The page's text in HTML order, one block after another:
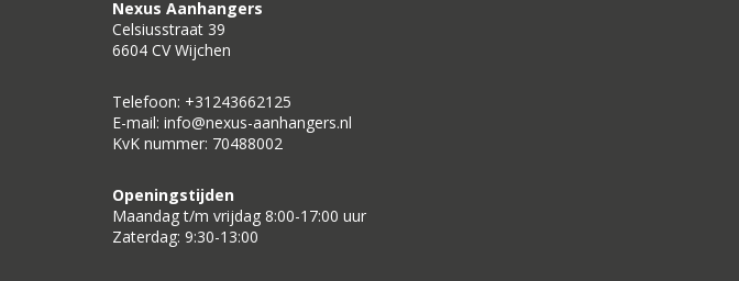
Nexus Aanhangers
Celsiusstraat 39
6604 CV Wijchen
Telefoon: +31243662125
E-mail: info@nexus-aanhangers.nl
KvK nummer: 70488002
Openingstijden
Maandag t/m vrijdag 8:00-17:00 uur
Zaterdag: 9:30-13:00